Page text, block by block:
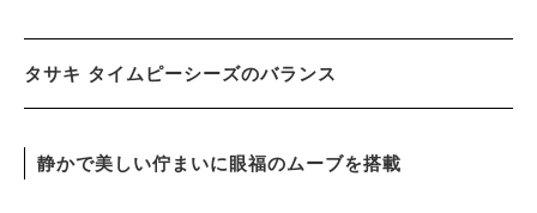
タサキ タイムピーシーズのバランス
静かで美しい佇まいに眼福のムーブを搭載
ABOUT SITE